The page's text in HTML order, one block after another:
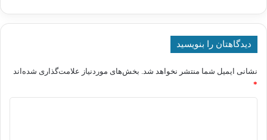
دیدگاهتان را بنویسید
نشانی ایمیل شما منتشر نخواهد شد. بخش‌های موردنیاز علامت‌گذاری شده‌اند
*